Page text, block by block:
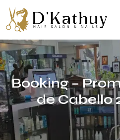
Booking –
de Cabello